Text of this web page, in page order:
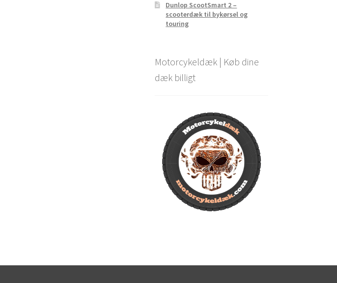
Dunlop ScootSmart 2 –
scooterdæk til bykørsel og
touring
Motorcykeldæk | Køb dine
dæk billigt